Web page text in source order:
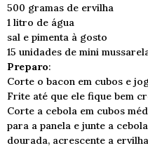
500 gramas de ervilha
1 litro de água
sal e pimenta à gosto
15 unidades de mini
Preparo:
Corte o bacon em cubos e
Frite até que ele fique bem
Corte a cebola em cubos
para a panela e junte a
dourada, acrescente a